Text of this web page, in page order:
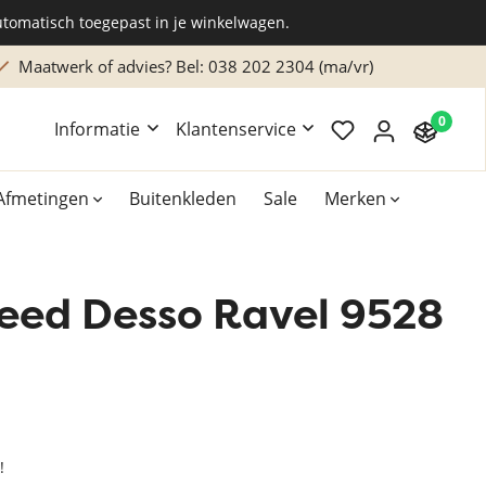
toegepast in je winkelwagen.
Maatwerk of advies? Bel: 038 202 2304 (ma/vr)
Informatie Klantenservice 0
Buitenkleden Sale Merken
Accessoires
Desso Ravel 9528